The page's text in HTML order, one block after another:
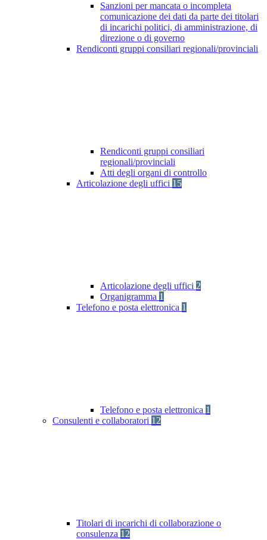
Sanzioni per mancata o incompleta
comunicazione dei dati da parte dei titolari
di incarichi politici, di amministrazione, di
direzione o di governo
Rendiconti gruppi consiliari regionali/provinciali
Rendiconti gruppi consiliari
regionali/provinciali
Atti degli organi di controllo
Articolazione degli uffici 15
Articolazione degli uffici 2
Organigramma 1
Telefono e posta elettronica 1
Telefono e posta elettronica 1
Consulenti e collaboratori 12
Titolari di incarichi di collaborazione o
consulenza 12